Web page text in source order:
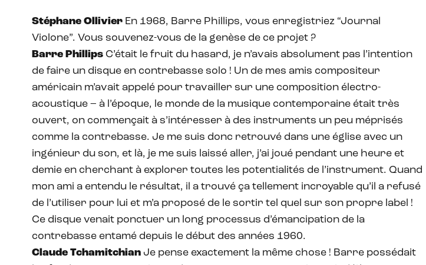
Stéphane Ollivier En 1968, Barre Phillips, vous enregistriez “Journal
Violone”. Vous souvenez-vous de la genèse de ce projet ?
Barre Phillips C’était le fruit du hasard, je n’avais absolument pas l’intention
de faire un disque en contrebasse solo ! Un de mes amis compositeur
américain m’avait appelé pour travailler sur une composition électro-
acoustique – à l’époque, le monde de la musique contemporaine était très
ouvert, on commençait à s’intéresser à des instruments un peu méprisés
comme la contrebasse. Je me suis donc retrouvé dans une église avec un
ingénieur du son, et là, je me suis laissé aller, j’ai joué pendant une heure et
demie en cherchant à explorer toutes les potentialités de l’instrument. Quand
mon ami a entendu le résultat, il a trouvé ça tellement incroyable qu’il a refusé
de l’utiliser pour lui et m’a proposé de le sortir tel quel sur son propre label !
Ce disque venait ponctuer un long processus d’émancipation de la
contrebasse entamé depuis le début des années 1960.
Claude Tchamitchian Je pense exactement la même chose ! Barre possédait